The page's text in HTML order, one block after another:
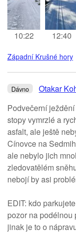
10:22 12:40
Západní Krušné hory
Dávno Otakar
Podvečerní
stopy vymrzlé a
asfalt, ale ještě
Cínovce na
ale nebylo jich
zledovatělém
nebojí by asi
EDIT: kdo
pozor na podélnou
jinak je to o